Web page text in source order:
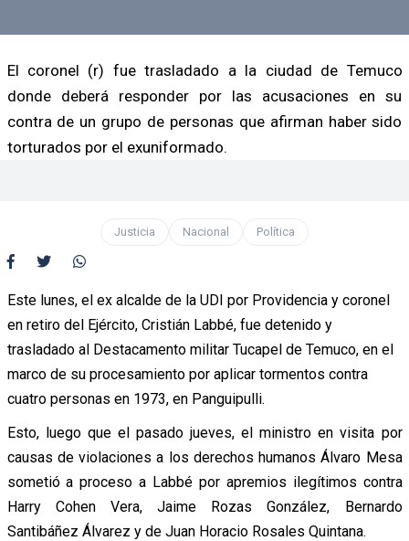
El coronel (r) fue trasladado a la ciudad de Temuco
donde deberá responder por las acusaciones en su
contra de un grupo de personas que afirman haber sido
torturados por el exuniformado.
Justicia Nacional Política
Este lunes, el ex alcalde de la UDI por Providencia y coronel
en retiro del Ejército, Cristián Labbé, fue detenido y
trasladado al Destacamento militar Tucapel de Temuco, en el
marco de su procesamiento por aplicar tormentos contra
cuatro personas en 1973, en Panguipulli.
Esto, luego que el pasado jueves, el ministro en visita por
causas de violaciones a los derechos humanos Álvaro Mesa
sometió a proceso a Labbé por apremios ilegítimos contra
Harry Cohen Vera, Jaime Rozas González, Bernardo
Santibáñez Álvarez y de Juan Horacio Rosales Quintana.